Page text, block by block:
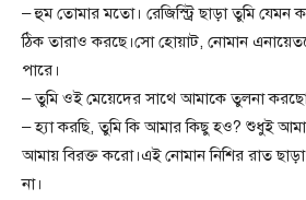
– হুম তোমার মতো। রেজিস্ট্রি ছাড়া তুমি যেমন
ঠিক তারাও করছে।সো হোয়াট, নোমান
পারে।
– তুমি ওই মেয়েদের সাথে আমাকে তুলনা
– হ্যা করছি, তুমি কি আমার কিছু হও? শুধুই
আমায় বিরক্ত করো।এই নোমান নিশির রাত
না।